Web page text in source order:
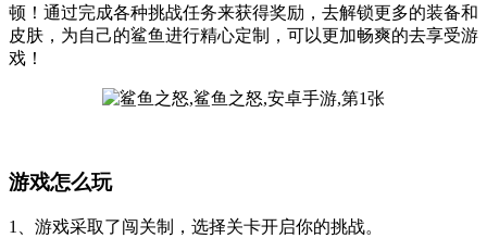
顿！通过完成各种挑战任务来获得奖励，去解锁更多的装备和
皮肤，为自己的鲨鱼进行精心定制，可以更加畅爽的去享受游
戏！
游戏怎么玩
1、游戏采取了闯关制，选择关卡开启你的挑战。